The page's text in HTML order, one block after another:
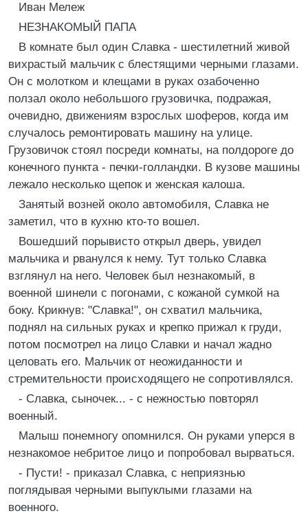
Иван Мележ
НЕЗНАКОМЫЙ ПАПА
В комнате был один Славка - шестилетний живой
вихрастый мальчик с блестящими черными глазами.
Он с молотком и клещами в руках озабоченно
ползал около небольшого грузовичка, подражая,
очевидно, движениям взрослых шоферов, когда им
случалось ремонтировать машину на улице.
Грузовичок стоял посреди комнаты, на полдороге до
конечного пункта - печки-голландки. В кузове машины
лежало несколько щепок и женская калоша.
Занятый возней около автомобиля, Славка не
заметил, что в кухню кто-то вошел.
Вошедший порывисто открыл дверь, увидел
мальчика и рванулся к нему. Тут только Славка
взглянул на него. Человек был незнакомый, в
военной шинели с погонами, с кожаной сумкой на
боку. Крикнув: "Славка!", он схватил мальчика,
поднял на сильных руках и крепко прижал к груди,
потом посмотрел на лицо Славки и начал жадно
целовать его. Мальчик от неожиданности и
стремительности происходящего не сопротивлялся.
- Славка, сыночек... - с нежностью повторял
военный.
Малыш понемногу опомнился. Он руками уперся в
незнакомое небритое лицо и попробовал вырваться.
- Пусти! - приказал Славка, с неприязнью
поглядывая черными выпуклыми глазами на
военного.